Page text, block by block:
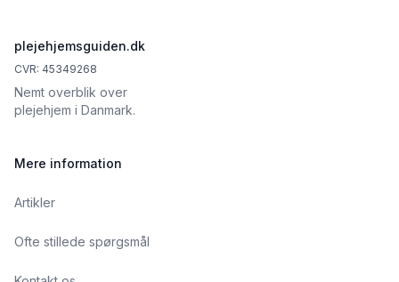
plejehjemsguiden.dk
CVR: 45349268
Nemt overblik over
plejehjem i Danmark.
Mere information
Artikler
Ofte stillede spørgsmål